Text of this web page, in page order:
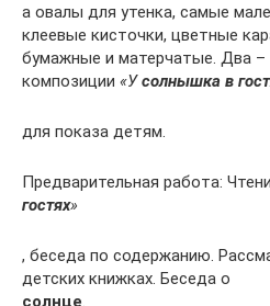
а овалы для утенка, самые
клеевые кисточки, цветные
бумажные и матерчатые. Два –
композиции «Усолнышка в
для показа детям.
Предварительная работа:
гостях»
, беседа по содержанию.
детских книжках. Беседа о
солнце